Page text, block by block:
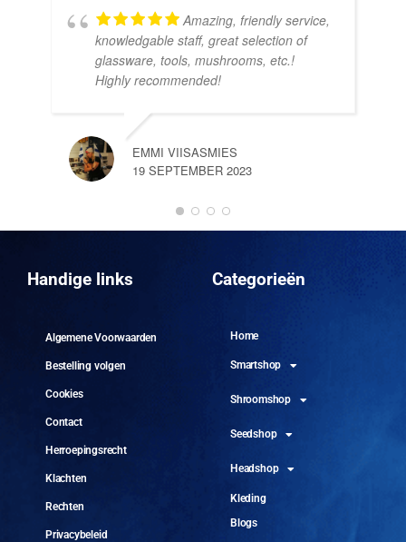
Amazing, friendly service,
knowledgable staff, great selection of
glassware, tools, mushrooms, etc.!
Highly recommended!
EMMI VIISASMIES
19 SEPTEMBER 2023
Handige links
Algemene Voorwaarden
Bestelling volgen
Cookies
Contact
Herroepingsrecht
Klachten
Rechten
Privacybeleid
Categorieën
Home
Smartshop
Shroomshop
Seedshop
Headshop
Kleding
Blogs